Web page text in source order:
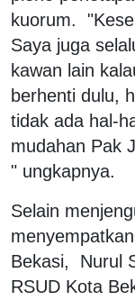
kuorum.
Saya juga
kawan lain
berhenti dulu,
tidak ada hal-
mudahan Pak
" ungkapnya.
Selain
Bekasi, Nurul
RSUD Kota